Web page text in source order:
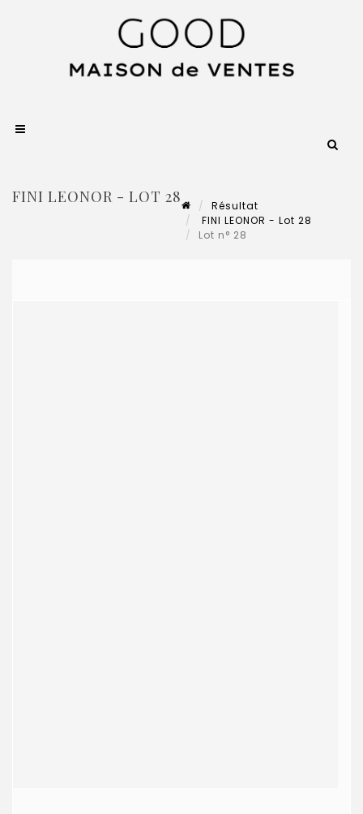
FINI LEONOR - LOT 28
Résultat
FINI LEONOR - Lot 28
Lot n° 28